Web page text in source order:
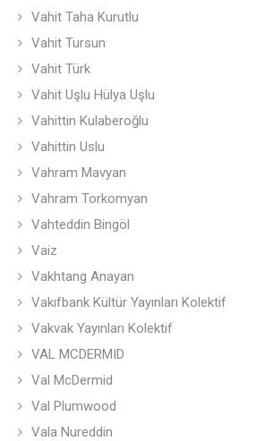
Vahit Taha Kurutlu
Vahit Tursun
Vahit Türk
Vahit Uşlu Hülya Uşlu
Vahittin Kulaberoğlu
Vahittin Uslu
Vahram Mavyan
Vahram Torkomyan
Vahteddin Bingöl
Vaiz
Vakhtang Anayan
Vakıfbank Kültür Yayınları Kolektif
Vakvak Yayınları Kolektif
VAL MCDERMID
Val McDermid
Val Plumwood
Vala Nureddin